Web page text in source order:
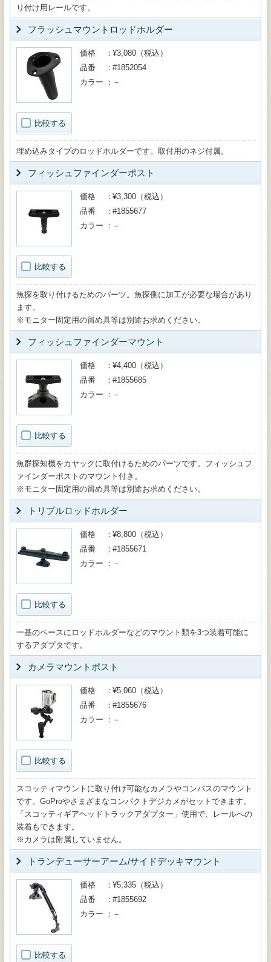
り付け用レールです。
フラッシュマウントロッドホルダー
比較する
価格
¥3,080（税込）
品番
#1852054
カラー
－
埋め込みタイプのロッドホルダーです。取付用のネジ付属。
フィッシュファインダーポスト
比較する
価格
¥3,300（税込）
品番
#1855677
カラー
－
魚探を取り付けるためのパーツ。魚探側に加工が必要な場合があり
ます。
※モニター固定用の留め具等は別途お求めください。
フィッシュファインダーマウント
比較する
価格
¥4,400（税込）
品番
#1855685
カラー
－
魚群探知機をカヤックに取付けるためのパーツです。フィッシュフ
ァインダーポストのマウント付き。
※モニター固定用の留め具等は別途お求めください。
トリプルロッドホルダー
比較する
価格
¥8,800（税込）
品番
#1855671
カラー
－
一基のベースにロッドホルダーなどのマウント類を3つ装着可能に
するアダプタです。
カメラマウントポスト
比較する
価格
¥5,060（税込）
品番
#1855676
カラー
－
スコッティマウントに取り付け可能なカメラやコンパスのマウント
です。GoProやさまざまなコンパクトデジカメがセットできます。
「スコッティギアヘッドトラックアダプター」使用で、レールへの
装着もできます。
※カメラは附属していません。
トランデューサーアーム/サイドデッキマウント
比較する
価格
¥5,335（税込）
品番
#1855692
カラー
－